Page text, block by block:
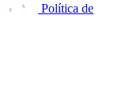
Política de